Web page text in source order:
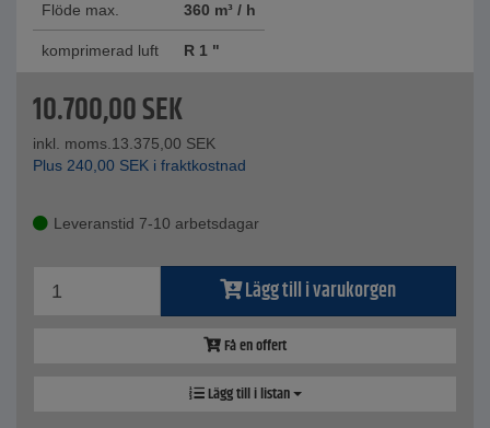
Flöde max. 360 m³ / h
komprimerad luft R 1 "
10.700,00SEK
inkl. moms.13.375,00 SEK
Plus 240,00 SEK i fraktkostnad
Leveranstid 7-10 arbetsdagar
Lägg till i varukorgen
Få en offert
Lägg till i listan